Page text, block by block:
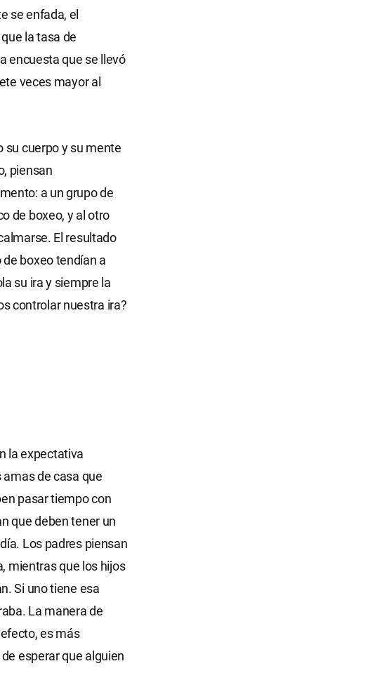
se enfada, el
la tasa de
encuesta que se llevó
veces mayor al
su cuerpo y su mente
piensan
a un grupo de
de boxeo, y al otro
El resultado
boxeo tendían a
su ira y siempre la
controlar nuestra ira?
la expectativa
amas de casa que
pasar tiempo con
que deben tener un
Los padres piensan
mientras que los hijos
Si uno tiene esa
La manera de
es más
esperar que alguien